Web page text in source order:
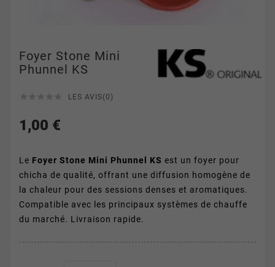
Foyer Stone Mini
Phunnel KS
LES AVIS(0)
1,00 €
Le Foyer Stone Mini Phunnel KS est un foyer pour
chicha de qualité, offrant une diffusion homogène de
la chaleur pour des sessions denses et aromatiques.
Compatible avec les principaux systèmes de chauffe
du marché. Livraison rapide.